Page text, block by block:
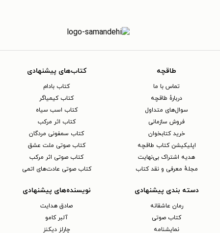
طاقچه
تماس با ما
دربارهٔ طاقچه
سوال‌های متداول
فروش سازمانی
خرید کتابخوان
اپلیکیشن کتاب طاقچه
هدیه اشتراک بی‌نهایت
مجلهٔ معرفی و نقد کتاب
کتاب‌های پیشنهادی
کتاب بادام
کتاب کیمیاگر
کتاب اسب سیاه
کتاب اثر مرکب
کتاب سمفونی مردگان
کتاب صوتی ملت عشق
کتاب صوتی اثر مرکب
کتاب صوتی عادت‌های اتمی
دسته بندی پیشنهادی
رمان عاشقانه
کتاب‌ صوتی
نمایشنامه
نویسنده‌های پیشنهادی
صادق هدایت
آلبر کامو
چارلز دیکنز